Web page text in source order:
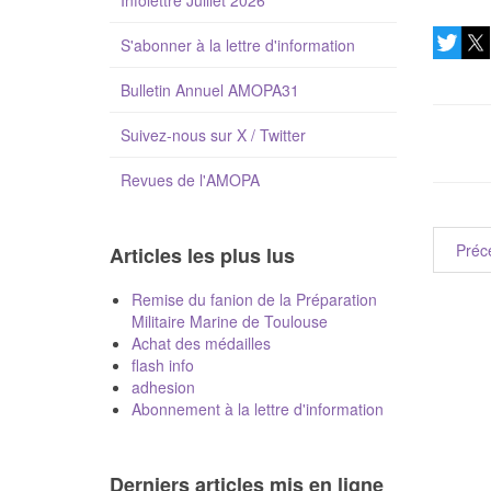
S'abonner à la lettre d'information
Bulletin Annuel AMOPA31
Suivez-nous sur X / Twitter
Revues de l'AMOPA
Articles les plus lus
Remise du fanion de la Préparation
Militaire Marine de Toulouse
Achat des médailles
flash info
adhesion
Abonnement à la lettre d'information
Derniers articles mis en ligne